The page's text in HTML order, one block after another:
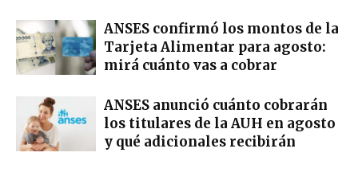
ANSES confirmó los montos de la
Tarjeta Alimentar para agosto:
mirá cuánto vas a cobrar
ANSES anunció cuánto cobrarán
los titulares de la AUH en agosto
y qué adicionales recibirán